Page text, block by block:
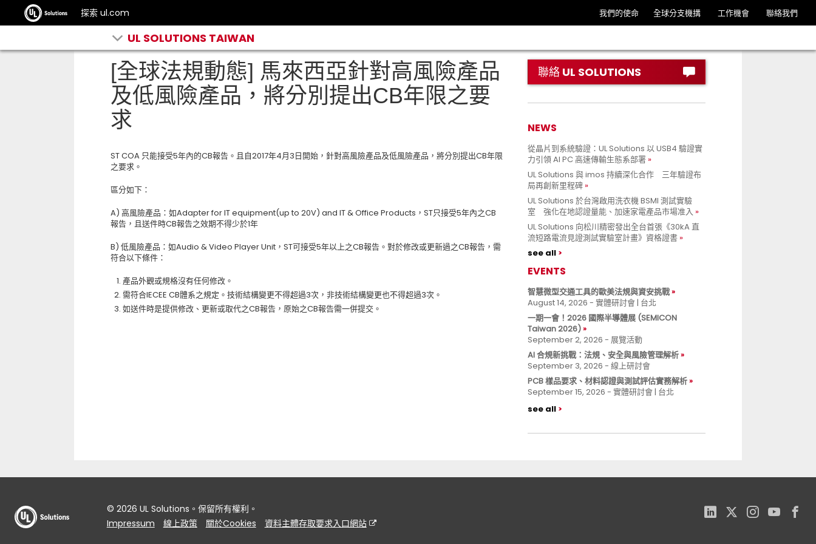
探索 ul.com 我們的使命 全球分支機搆 工作機會 聯絡我們
UL SOLUTIONS TAIWAN
[全球法規動態] 馬來西亞針對高風險產品
及低風險產品，將分別提出CB年限之要
求
ST COA 只能接受5年內的CB報告。且自2017年4月3日開始，針對高風險產品及低風險產品，將分別提出CB年限
之要求。
區分如下：
A) 高風險產品：如Adapter for IT equipment(up to 20V) and IT & Office Products，ST只接受5年內之CB
報告，且送件時CB報告之效期不得少於1年
B) 低風險產品：如Audio & Video Player Unit，ST可接受5年以上之CB報告。對於修改或更新過之CB報告，需
符合以下條件：
產品外觀或規格沒有任何修改。
需符合IECEE CB體系之規定。技術結構變更不得超過3次，非技術結構變更也不得超過3次。
如送件時是提供修改、更新或取代之CB報告，原始之CB報告需一併提交。
聯絡 UL SOLUTIONS
NEWS
從晶片到系統驗證：UL Solutions 以 USB4 驗證實
力引領 AI PC 高速傳輸生態系部署
UL Solutions 與 imos 持續深化合作 三年驗證布
局再創新里程碑
UL Solutions 於台灣啟用洗衣機 BSMI 測試實驗
室 強化在地認證量能、加速家電產品市場准入
UL Solutions 向松川精密發出全台首張《30kA 直
流短路電流見證測試實驗室計畫》資格證書
see all
EVENTS
智慧微型交通工具的歐美法規與資安挑戰
August 14, 2026 - 實體研討會 | 台北
一期一會！2026 國際半導體展 (SEMICON
Taiwan 2026)
September 2, 2026 - 展覽活動
AI 合規新挑戰：法規、安全與風險管理解析
September 3, 2026 - 線上研討會
PCB 樣品要求、材料認證與測試評估實務解析
September 15, 2026 - 實體研討會 | 台北
see all
© 2026 UL Solutions。保留所有權利。
Impressum
線上政策 關於Cookies 資料主體存取要求入口網站